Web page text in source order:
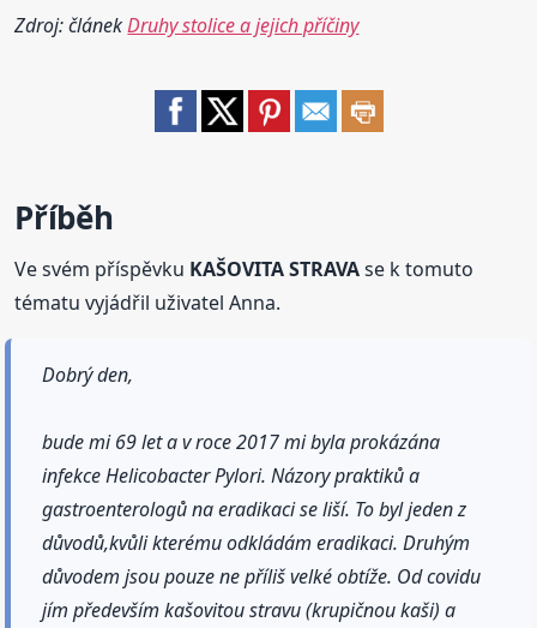
Zdroj: článekDruhy stolice a jejich příčiny
Příběh
Ve svém příspěvku KAŠOVITA STRAVAse k tomuto
tématu vyjádřil uživatel Anna.
Dobrý den,
bude mi 69 let a v roce 2017 mi byla prokázána
infekce Helicobacter Pylori. Názory praktiků a
gastroenterologů na eradikaci se liší. To byl jeden z
důvodů,kvůli kterému odkládám eradikaci. Druhým
důvodem jsou pouze ne příliš velké obtíže. Od covidu
jím především kašovitou stravu (krupičnou kaši) a